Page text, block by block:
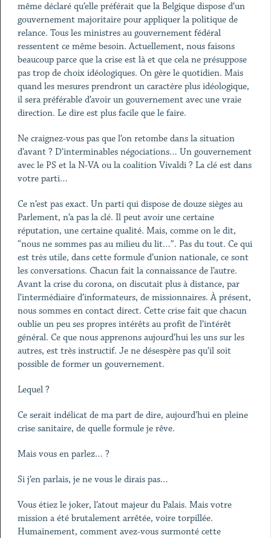
même déclaré qu’elle préférait que la Belgique dispose d’un
gouvernement majoritaire pour appliquer la politique de
relance. Tous les ministres au gouvernement fédéral
ressentent ce même besoin. Actuellement, nous faisons
beaucoup parce que la crise est là et que cela ne présuppose
pas trop de choix idéologiques. On gère le quotidien. Mais
quand les mesures prendront un caractère plus idéologique,
il sera préférable d’avoir un gouvernement avec une vraie
direction. Le dire est plus facile que le faire.
Ne craignez-vous pas que l’on retombe dans la situation
d’avant ? D’interminables négociations… Un gouvernement
avec le PS et la N-VA ou la coalition Vivaldi ? La clé est dans
votre parti…
Ce n’est pas exact. Un parti qui dispose de douze sièges au
Parlement, n’a pas la clé. Il peut avoir une certaine
réputation, une certaine qualité. Mais, comme on le dit,
“nous ne sommes pas au milieu du lit…”. Pas du tout. Ce qui
est très utile, dans cette formule d’union nationale, ce sont
les conversations. Chacun fait la connaissance de l’autre.
Avant la crise du corona, on discutait plus à distance, par
l’intermédiaire d’informateurs, de missionnaires. À présent,
nous sommes en contact direct. Cette crise fait que chacun
oublie un peu ses propres intérêts au profit de l’intérêt
général. Ce que nous apprenons aujourd’hui les uns sur les
autres, est très instructif. Je ne désespère pas qu’il soit
possible de former un gouvernement.
Lequel ?
Ce serait indélicat de ma part de dire, aujourd’hui en pleine
crise sanitaire, de quelle formule je rêve.
Mais vous en parlez… ?
Si j’en parlais, je ne vous le dirais pas…
Vous étiez le joker, l’atout majeur du Palais. Mais votre
mission a été brutalement arrêtée, voire torpillée.
Humainement, comment avez-vous surmonté cette